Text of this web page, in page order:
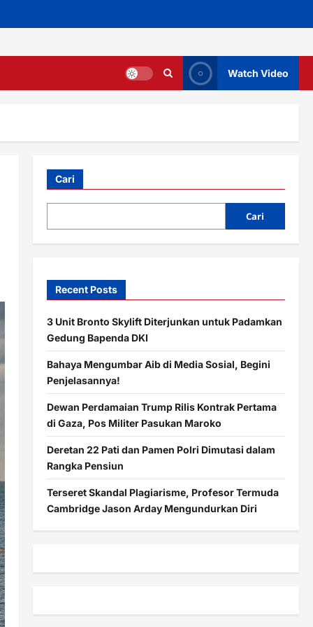
Watch Video
Cari
Cari
Recent Posts
3 Unit Bronto Skylift Diterjunkan untuk Padamkan
Gedung Bapenda DKI
Bahaya Mengumbar Aib di Media Sosial, Begini
Penjelasannya!
Dewan Perdamaian Trump Rilis Kontrak Pertama
di Gaza, Pos Militer Pasukan Maroko
Deretan 22 Pati dan Pamen Polri Dimutasi dalam
Rangka Pensiun
Terseret Skandal Plagiarisme, Profesor Termuda
Cambridge Jason Arday Mengundurkan Diri